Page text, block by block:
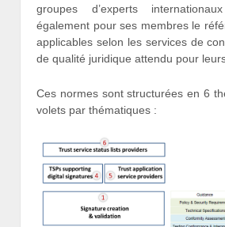
groupes d’experts
également pour ses membres le
applicables selon les services de
de qualité juridique attendu pour
Ces normes sont structurées en 6
volets par thématiques :